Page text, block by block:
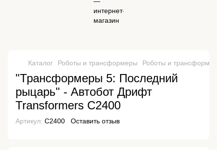
Каталог Роботы и трансформеры Роботы и
"Трансформеры 5: Последний
рыцарь" - Автобот Дрифт
Transformers C2400
Артикул: C2400 Оставить отзыв